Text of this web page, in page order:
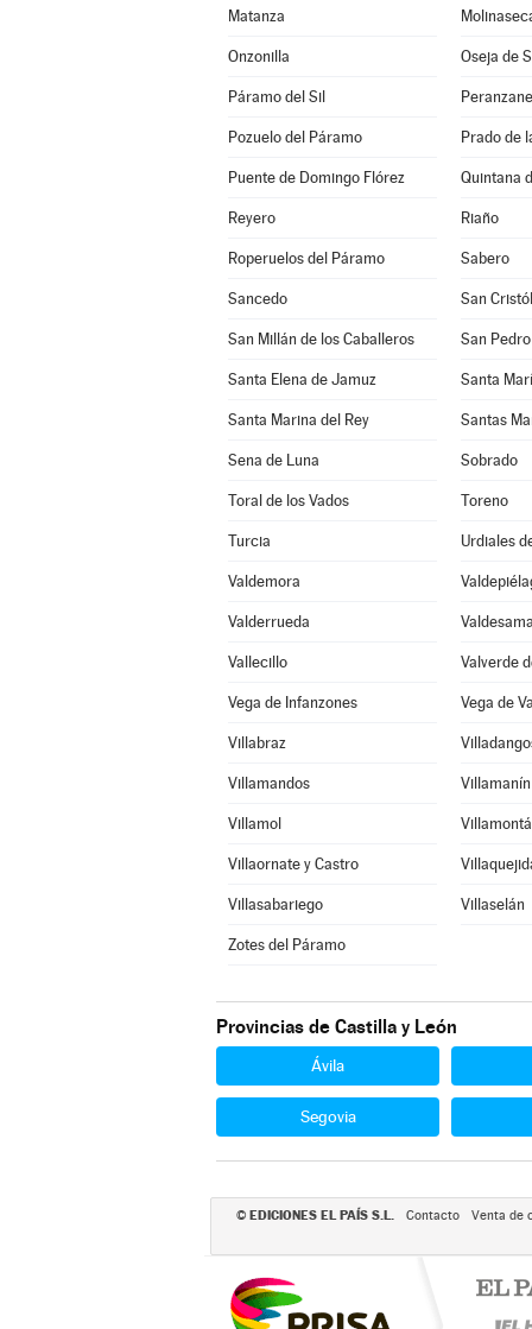
Matanza
Onzonilla Oseja de
Páramo del Sil
Pozuelo del Páramo Prado de
Puente de Domingo Flórez Quintana
Reyero Riaño
Roperuelos del Páramo Sabero
Sancedo San
San Millán de los Caballeros San
Santa Elena de Jamuz Santa
Santa Marina del Rey Santas
Sena de Luna Sobrado
Toral de los Vados Toreno
Turcia Urdiales
Valdemora
Valderrueda
Vallecillo Valverde
Vega de Infanzones Vega de
Villabraz
Villamandos Villamanín
Villamol
Villaornate y Castro
Villasabariego Villaselán
Zotes del Páramo
Provincias de Castilla y León
Ávila
Segovia
© EDICIONES EL PAÍS S.L. Contacto Venta de